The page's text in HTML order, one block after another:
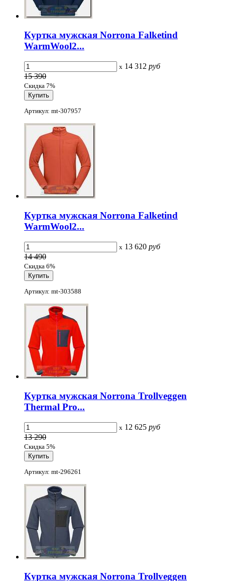
Куртка мужская Norrona Falketind
WarmWool2...
x 14 312 руб
15 390
Скидка 7%
Артикул: mt-307957
Куртка мужская Norrona Falketind
WarmWool2...
x 13 620 руб
14 490
Скидка 6%
Артикул: mt-303588
Куртка мужская Norrona Trollveggen
Thermal Pro...
x 12 625 руб
13 290
Скидка 5%
Артикул: mt-296261
Куртка мужская Norrona Trollveggen